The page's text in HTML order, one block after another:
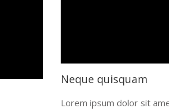
Neque quisquam
Lorem ipsum dolor sit